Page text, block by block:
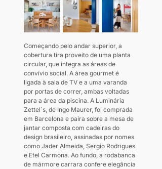
Começando pelo andar superior, a
cobertura tira proveito de uma planta
circular, que integra as áreas de
convívio social. A área gourmet é
ligada à sala de TV e a uma varanda
por portas de correr, ambas voltadas
para a área da piscina. A Luminária
Zettel´s, de Ingo Maurer, foi comprada
em Barcelona e paira sobre a mesa de
jantar composta com cadeiras do
design brasileiro, assinadas por nomes
como Jader Almeida, Sergio Rodrigues
e Etel Carmona. Ao fundo, a rodabanca
de mármore carrara confere elegância